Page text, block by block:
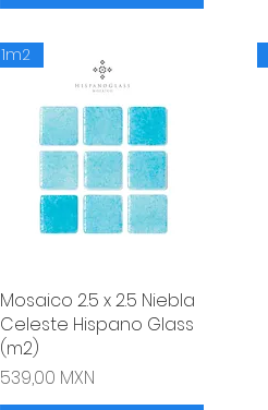
Vista rápida
1m2
Mosaico 2.5 x 2.5 Niebla
Celeste Hispano Glass
(m2)
Precio
539,00 MXN